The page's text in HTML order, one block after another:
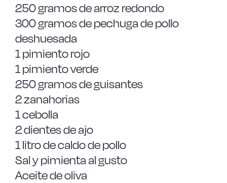
250 gramos de arroz redondo
300 gramos de pechuga de pollo
deshuesada
1 pimiento rojo
1 pimiento verde
250 gramos de guisantes
2 zanahorias
1 cebolla
2 dientes de ajo
1 litro de caldo de pollo
Sal y pimienta al gusto
Aceite de oliva